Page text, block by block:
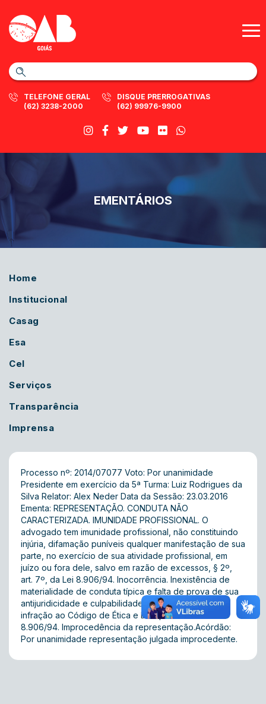
TELEFONE GERAL
(62) 3238-2000
DISQUE PRERROGATIVAS
(62) 99976-9900
EMENTÁRIOS
Home
Institucional
Casag
Esa
Cel
Serviços
Transparência
Imprensa
Processo nº: 2014/07077 Voto: Por unanimidade
Presidente em exercício da 5ª Turma: Luiz Rodrigues da
Silva Relator: Alex Neder Data da Sessão: 23.03.2016
Ementa: REPRESENTAÇÃO. CONDUTA NÃO
CARACTERIZADA. IMUNIDADE PROFISSIONAL. O
advogado tem imunidade profissional, não constituindo
injúria, difamação puníveis qualquer manifestação de sua
parte, no exercício de sua atividade profissional, em
juízo ou fora dele, salvo em razão de excessos, § 2º,
art. 7º, da Lei 8.906/94. Inocorrência. Inexistência de
materialidade de conduta típica e falta de prova de sua
antijuridicidade e culpabilidade, para caracterizar
infração ao Código de Ética e Disciplina ou à Lei
8.906/94. Improcedência da representação.Acórdão:
Por unanimidade representação julgada improcedente.